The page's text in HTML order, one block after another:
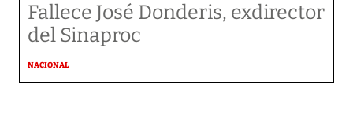
Fallece José Donderis, exdirector
del Sinaproc
NACIONAL